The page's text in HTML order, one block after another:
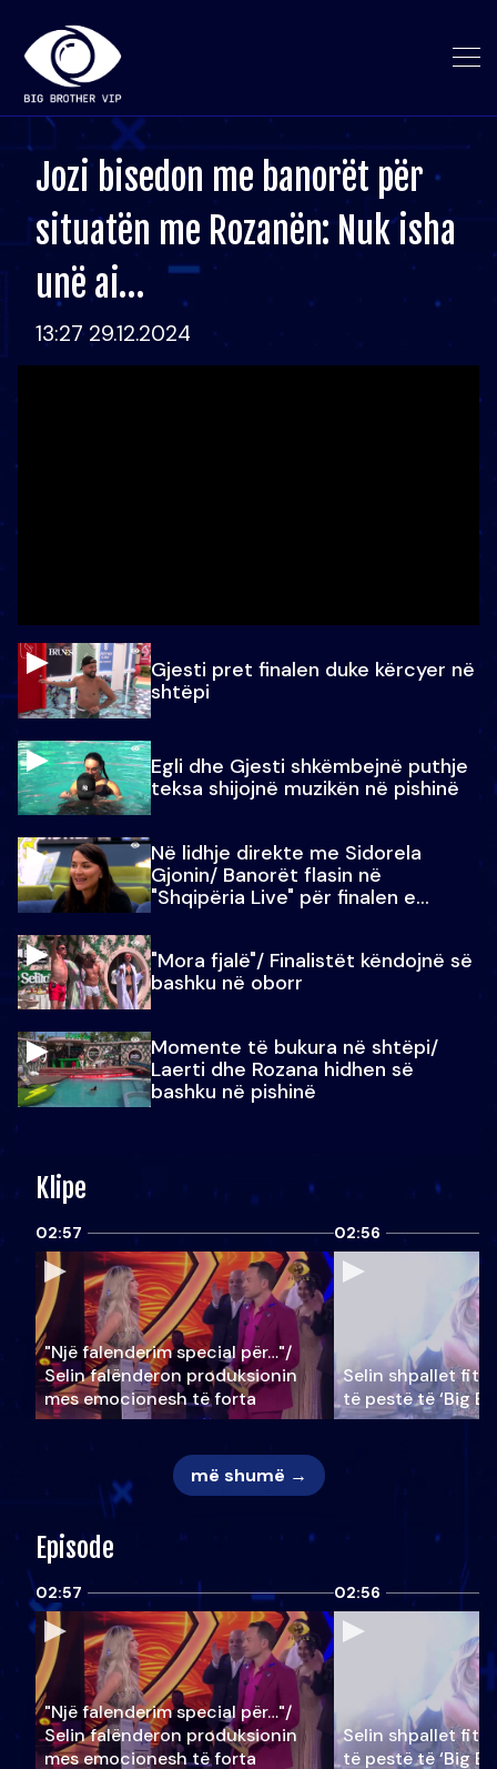
Jozi bisedon me banorët për
situatën me Rozanën: Nuk isha
unë ai…
13:27 29.12.2024
Gjesti pret finalen duke kërcyer në
shtëpi
Egli dhe Gjesti shkëmbejnë puthje
teksa shijojnë muzikën në pishinë
Në lidhje direkte me Sidorela
Gjonin/ Banorët flasin në
"Shqipëria Live" për finalen e
"Mora fjalë"/ Finalistët këndojnë së
bashku në oborr
Momente të bukura në shtëpi/
Laerti dhe Rozana hidhen së
bashku në pishinë
Klipe
02:57
"Një falenderim special për…"/
Selin falënderon produksionin
mes emocionesh të forta
02:56
Selin shpallet
të pestë të ‘Big
më shumë →
Episode
02:57
"Një falenderim special për…"/
Selin falënderon produksionin
mes emocionesh të forta
02:56
Selin shpallet
të pestë të ‘Big